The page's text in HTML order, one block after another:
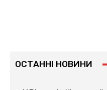
ОСТАННІ НОВИНИ